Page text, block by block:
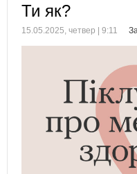
Ти як?
15.05.2025, четвер | 9:11